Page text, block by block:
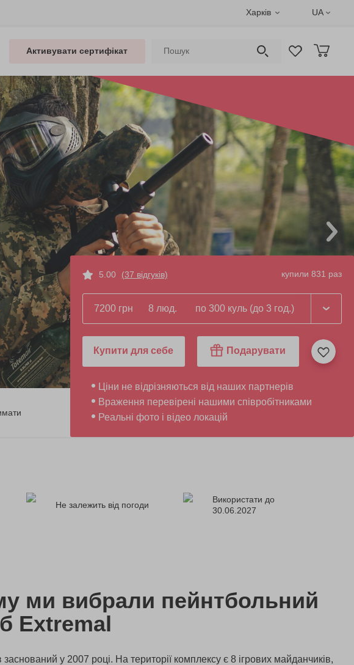
Харків UA
Активувати сертифікат
5.00 (37 відгуків) купили 831 раз
7200 грн 8 люд. по 300 куль (до 3 год.)
Купити для себе Подарувати
Ціни не відрізняються від наших партнерів
Враження перевірені нашими співробітниками
Реальні фото і відео локацій
Не залежить від погоди
Використати до
30.06.2027
ми вибрали пейнтбольний
Extremal
заснований у 2007 році. На території комплексу є 8 ігрових майданчиків,